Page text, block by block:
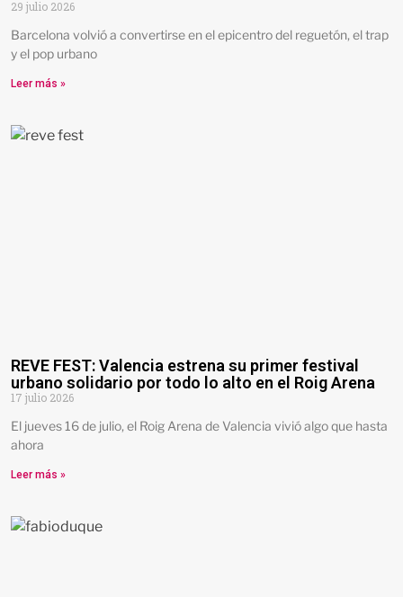
29 julio 2026
Barcelona volvió a convertirse en el epicentro del reguetón, el trap
y el pop urbano
Leer más »
REVE FEST: Valencia estrena su primer festival
urbano solidario por todo lo alto en el Roig Arena
17 julio 2026
El jueves 16 de julio, el Roig Arena de Valencia vivió algo que hasta
ahora
Leer más »